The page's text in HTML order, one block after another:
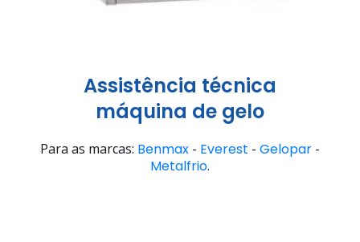
Assistência técnica
máquina de gelo
Para as marcas: Benmax - Everest - Gelopar -
Metalfrio.